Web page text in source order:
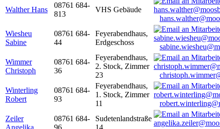
Walther Hans
08761 684-
813
VHS Gebäude
Wiesheu
Sabine
08761 684-
44
Feyerabendhaus,
Erdgeschoss
Wimmer
Christoph
08761 684-
36
Feyerabendhaus,
2. Stock, Zimmer
23
Winterling
Robert
08761 684-
93
Feyerabendhaus,
1. Stock, Zimmer
11
Zeiler
Angelika
08761 684-
96
Sudetenlandstraße
14